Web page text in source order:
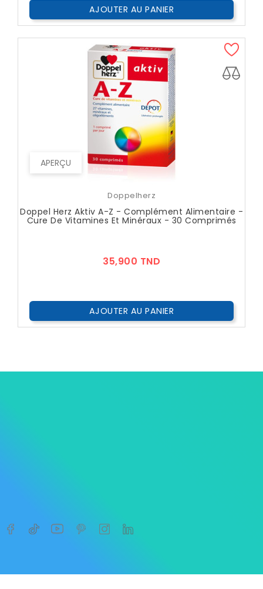
AJOUTER AU PANIER
APERÇU
Doppelherz
Doppel Herz Aktiv A-Z - Complément Alimentaire -
Cure De Vitamines Et Minéraux - 30 Comprimés
35,900 TND
AJOUTER AU PANIER